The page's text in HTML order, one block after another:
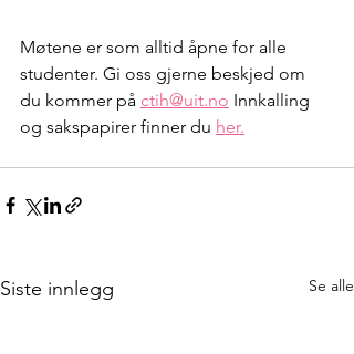
Møtene er som alltid åpne for alle
studenter. Gi oss gjerne beskjed om
du kommer på ctih@uit.no Innkalling
og sakspapirer finner du her.
Siste innlegg Se alle